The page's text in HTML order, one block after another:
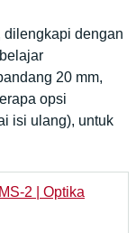
dilengkapi dengan
20 mm,
opsi
isi ulang), untuk